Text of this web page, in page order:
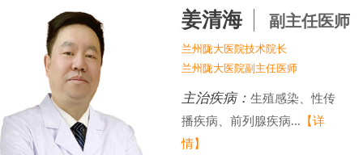
姜清海 副主任医师
兰州陇大医院技术院长
兰州陇大医院副主任医师
主治疾病： 生殖感染、性传
播疾病、前列腺疾病... 【详
情】